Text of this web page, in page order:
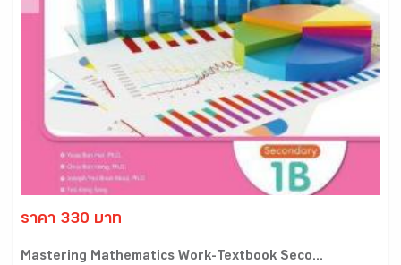
ราคา 330 บาท
Mastering Mathematics Work-Textbook Seco...